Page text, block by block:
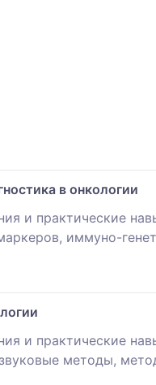
в онкологии
и практические
иммуно-
и практические
методы,